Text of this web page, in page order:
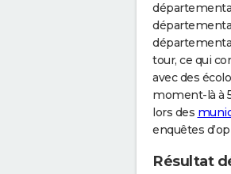
tour, ce qui
avec des
moment-là à
lors des
enquêtes
Résultat